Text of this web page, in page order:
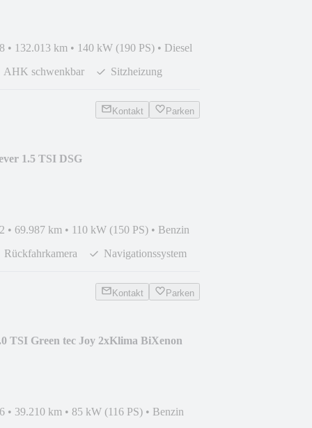
• 132.013 km • 140 kW (190 PS) • Diesel
AHK schwenkbar Sitzheizung
Kontakt Parken
1.5 TSI DSG
• 69.987 km • 110 kW (150 PS) • Benzin
Rückfahrkamera Navigationssystem
Kontakt Parken
TSI Green tec Joy 2xKlima BiXenon
• 39.210 km • 85 kW (116 PS) • Benzin